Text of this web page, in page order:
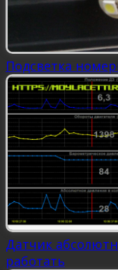
Подсветка
Датчик
работать